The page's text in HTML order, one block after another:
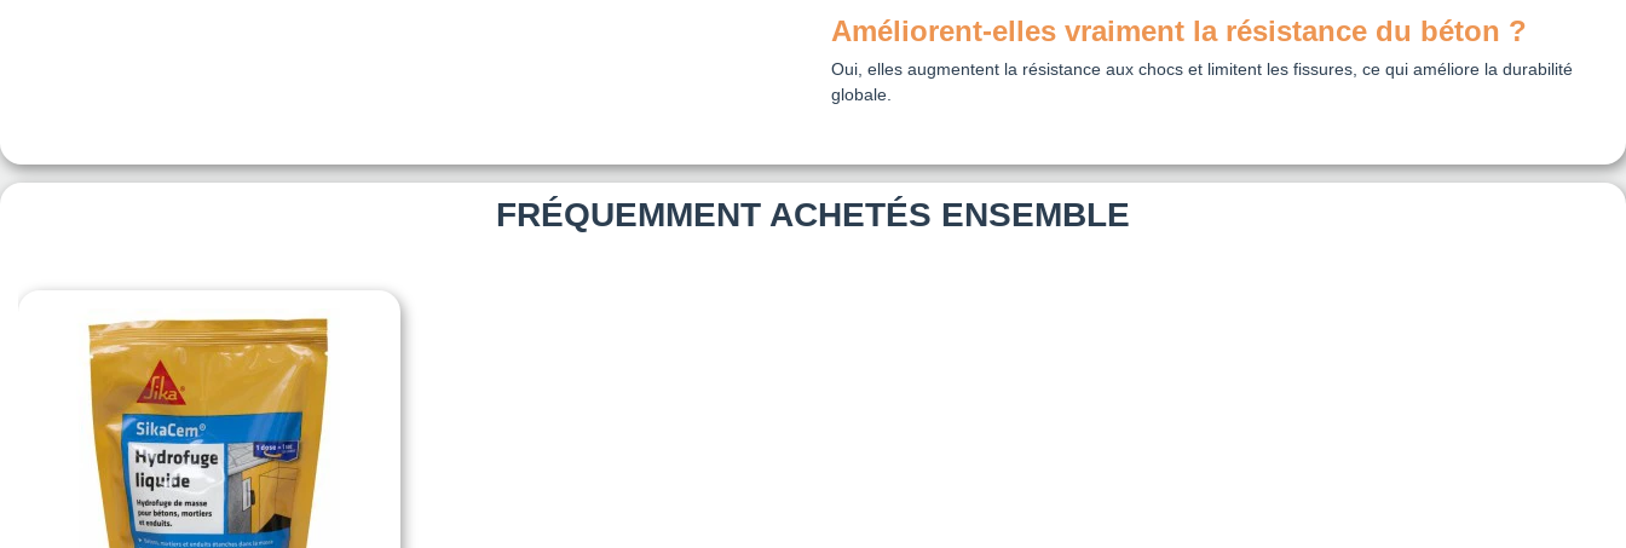
Améliorent-elles vraiment la résistance du béton ?
Oui, elles augmentent la résistance aux chocs et limitent les fissures, ce qui améliore la durabilité
globale.
FRÉQUEMMENT ACHETÉS ENSEMBLE